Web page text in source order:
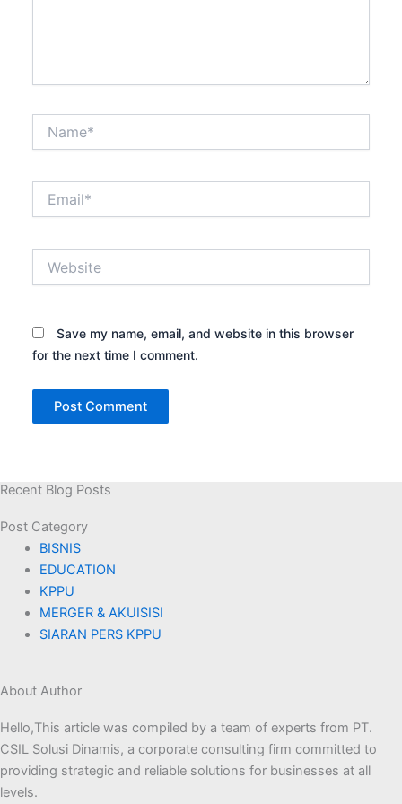
Save my name, email, and website in this browser
for the next time I comment.
Recent Blog Posts
Post Category​
BISNIS
EDUCATION
KPPU
MERGER & AKUISISI
SIARAN PERS KPPU
About Author
Hello,This article was compiled by a team of experts from PT.
CSIL Solusi Dinamis, a corporate consulting firm committed to
providing strategic and reliable solutions for businesses at all
levels.